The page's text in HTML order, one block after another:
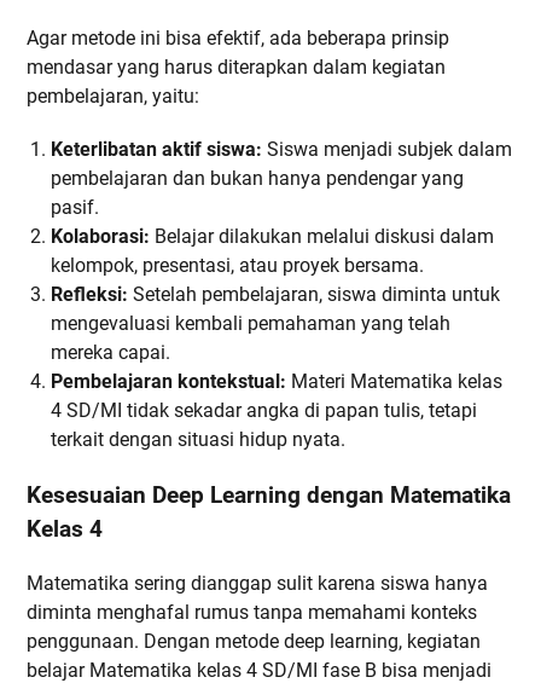
Agar metode ini bisa efektif, ada beberapa prinsip
mendasar yang harus diterapkan dalam kegiatan
pembelajaran, yaitu:
Keterlibatan aktif siswa: Siswa menjadi subjek dalam
pembelajaran dan bukan hanya pendengar yang
pasif.
Kolaborasi: Belajar dilakukan melalui diskusi dalam
kelompok, presentasi, atau proyek bersama.
Refleksi: Setelah pembelajaran, siswa diminta untuk
mengevaluasi kembali pemahaman yang telah
mereka capai.
Pembelajaran kontekstual: Materi Matematika kelas
4 SD/MI tidak sekadar angka di papan tulis, tetapi
terkait dengan situasi hidup nyata.
Kesesuaian Deep Learning dengan Matematika
Kelas 4
Matematika sering dianggap sulit karena siswa hanya
diminta menghafal rumus tanpa memahami konteks
penggunaan. Dengan metode deep learning, kegiatan
belajar Matematika kelas 4 SD/MI fase B bisa menjadi